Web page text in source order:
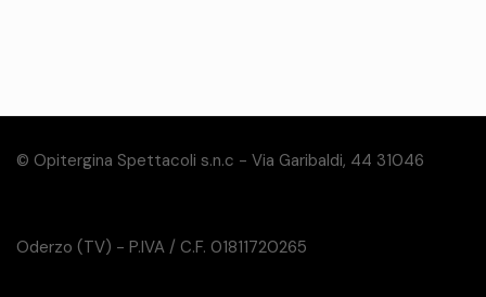
© Opitergina Spettacoli s.n.c - Via Garibaldi, 44 31046
Oderzo (TV) - P.IVA / C.F. 01811720265